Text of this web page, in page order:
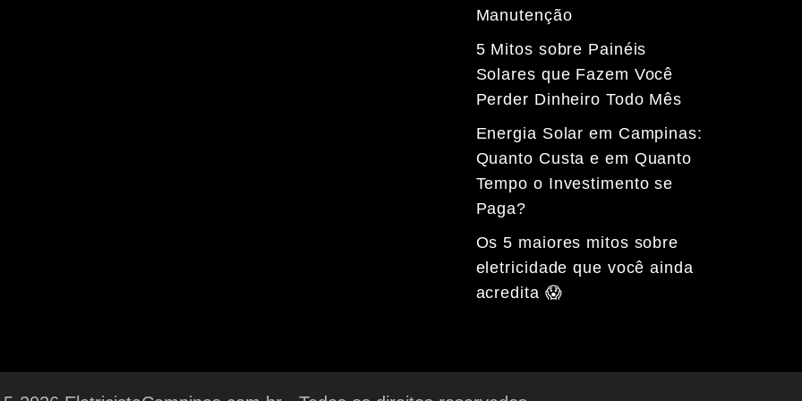
Manutenção
5 Mitos sobre Painéis
Solares que Fazem Você
Perder Dinheiro Todo Mês
Energia Solar em Campinas:
Quanto Custa e em Quanto
Tempo o Investimento se
Paga?
Os 5 maiores mitos sobre
eletricidade que você ainda
acredita 😱